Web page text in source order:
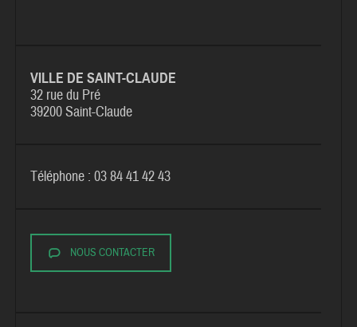
VILLE DE SAINT-CLAUDE
32 rue du Pré
39200 Saint-Claude
Téléphone : 03 84 41 42 43
NOUS CONTACTER